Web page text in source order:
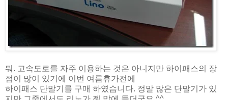
뭐. 고속도로를 자주 이용하는 것은 아니지만 하이패스의 장
점이 많이 있기에 이번 여름휴가전에
하이패스 단말기를 구매 하였습니다. 정말 많은 단말기가 있